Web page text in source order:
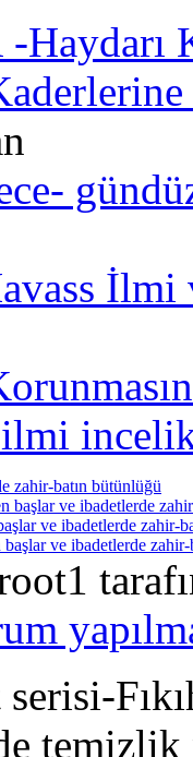
Haydarı
İlmi
zahir-batın bütünlüğü
başlar ve ibadetlerde
ve ibadetlerde zahir-
ve ibadetlerde
serisi-